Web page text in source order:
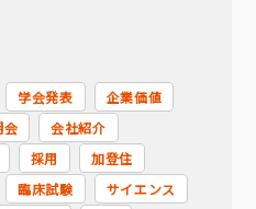
学会発表
企業価値
会
会社紹介
採用
加登住
臨床試験
サイエンス